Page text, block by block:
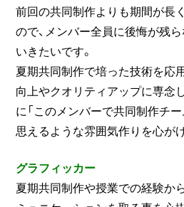
前回の共同制作よりも期間が長く
ので、メンバー全員に後悔が残
いきたいです。
夏期共同制作で培った技術を応
向上やクオリティアップに専念
に「このメンバーで共同制作チ
思えるような雰囲気作りを心が
グラフィッカー
夏期共同制作や授業での経験か